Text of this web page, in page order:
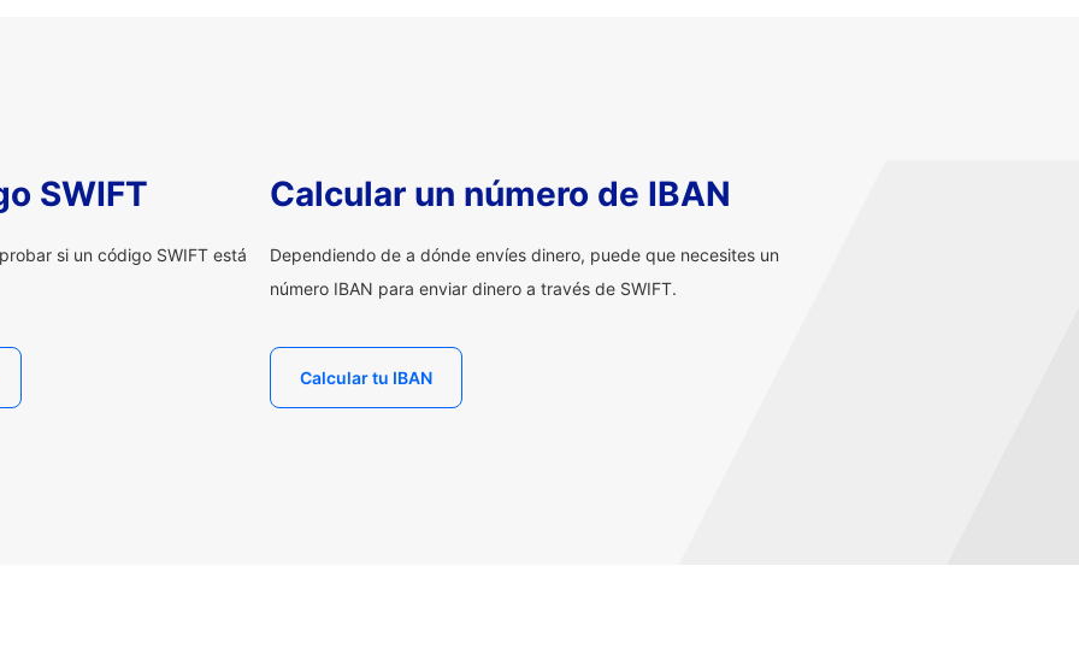
SWIFT
si un código SWIFT está
Calcular un número de IBAN
Dependiendo de a dónde envíes dinero, puede que necesites un
número IBAN para enviar dinero a través de SWIFT.
Calcular tu IBAN